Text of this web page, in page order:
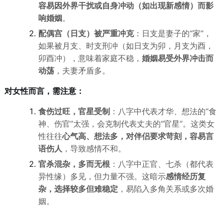
容易因外界干扰或自身冲动（如出现新感情）而影
响婚姻。
配偶宫（日支）被严重冲克：日支是妻子的“家”，
如果被月支、时支刑冲（如日支为卯，月支为酉，
卯酉冲），意味着家庭不稳， 婚姻易受外界冲击而
动荡，夫妻矛盾多。
对女性而言，需注意：
食伤过旺，官星受制 ：八字中代表才华、想法的“食
神、伤官”太强，会克制代表丈夫的“官星”。这类女
性往往心气高、想法多，对伴侣要求苛刻，容易言
语伤人 ，导致感情不和。
官杀混杂，多而无根：八字中正官、七杀（都代表
异性缘）多见，但力量不强。这暗示感情经历复
杂，选择较多但难稳定 ，易陷入多角关系或多次婚
姻。